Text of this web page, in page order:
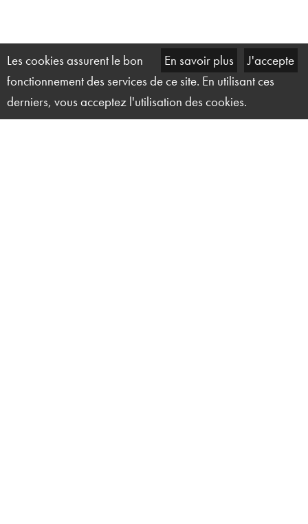
En savoir plus J'accepte
Les cookies assurent le bon
fonctionnement des services de ce site. En utilisant ces
derniers, vous acceptez l'utilisation des cookies.